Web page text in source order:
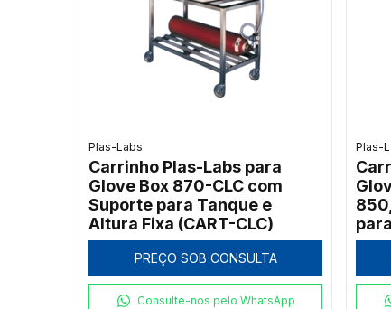
Plas-Labs
Carrinho Plas-Labs para
Glove Box 870-CLC com
Suporte para Tanque e
Altura Fixa (CART-CLC)
PREÇO SOB CONSULTA
Consulte-nos pelo WhatsApp
Plas-